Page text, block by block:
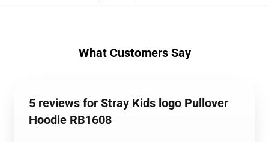
What Customers Say
5 reviews for Stray Kids logo Pullover
Hoodie RB1608